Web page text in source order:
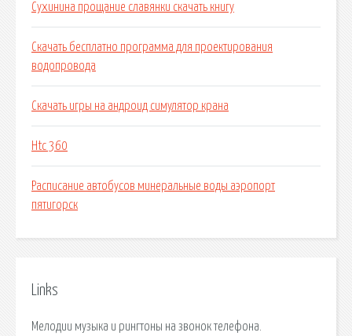
Сухинина прощание славянки скачать книгу
Скачать бесплатно программа для проектирования
водопровода
Скачать игры на андроид симулятор крана
Htc 360
Расписание автобусов минеральные воды аэропорт
пятигорск
Links
Мелодии музыка и рингтоны на звонок телефона.